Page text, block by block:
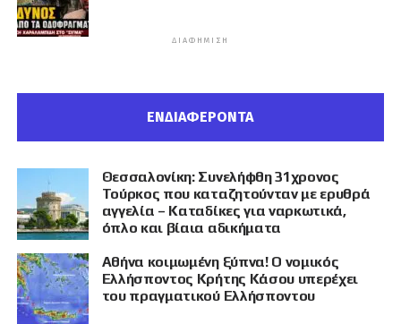
ΔΙΑΦΉΜΙΣΗ
ΕΝΔΙΑΦΕΡΟΝΤΑ
Θεσσαλονίκη: Συνελήφθη 31χρονος
Τούρκος που καταζητούνταν με ερυθρά
αγγελία – Καταδίκες για ναρκωτικά,
όπλο και βίαια αδικήματα
Αθήνα κοιμωμένη ξύπνα! Ο νομικός
Ελλήσποντος Κρήτης Κάσου υπερέχει
του πραγματικού Ελλήσποντου